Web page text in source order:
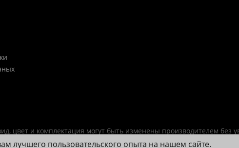
цвет и комплектация могут быть изменены производителем без
лучшего пользовательского опыта на нашем сайте.